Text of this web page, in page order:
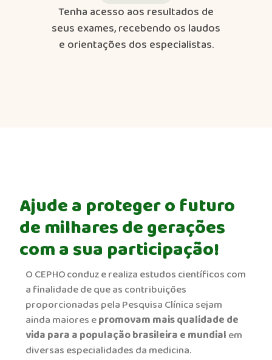
Tenha acesso aos resultados de
seus exames, recebendo os laudos
e orientações dos especialistas.​
Ajude a proteger o futuro
de milhares de gerações
com a sua participação!
O CEPHO conduz e realiza estudos científicos com
a finalidade de que as contribuições
proporcionadas pela Pesquisa Clínica sejam
ainda maiores epromovam mais qualidade de
vida para a população brasileira e mundialem
diversas especialidades da medicina.